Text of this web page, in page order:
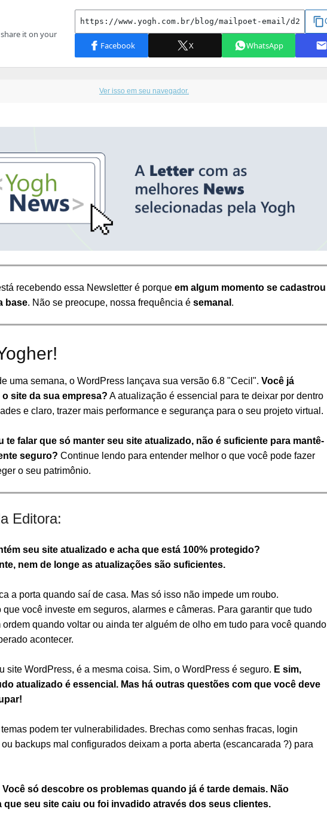
Ver isso em seu navegador.
recebendo essa Newsletter é porque em algum momento se cadastrou
base. Não se preocupe, nossa frequência é semanal .
uma semana, o WordPress lançava sua versão 6.8 "Cecil". Você já
site da sua empresa? A atualização é essencial para te deixar por dentro
e claro, trazer mais performance e segurança para o seu projeto virtual.
te falar que só manter seu site atualizado, não é suficiente para mantê-
seguro? Continue lendo para entender melhor o que você pode fazer
o seu patrimônio.
Editora:
seu site atualizado e acha que está 100% protegido?
nem de longe as atualizações são suficientes.
a porta quando saí de casa. Mas só isso não impede um roubo.
que você investe em seguros, alarmes e câmeras. Para garantir que tudo
ordem quando voltar ou ainda ter alguém de olho em tudo para você quando
acontecer.
site WordPress, é a mesma coisa. Sim, o WordPress é seguro. E sim,
atualizado é essencial. Mas há outras questões com que você deve
podem ter vulnerabilidades. Brechas como senhas fracas, login
backups mal configurados deixam a porta aberta (escancarada ?) para
Você só descobre os problemas quando já é tarde demais. Não
que seu site caiu ou foi invadido através dos seus clientes.